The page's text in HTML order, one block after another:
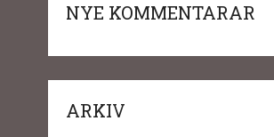
NYE KOMMENTARAR
ARKIV